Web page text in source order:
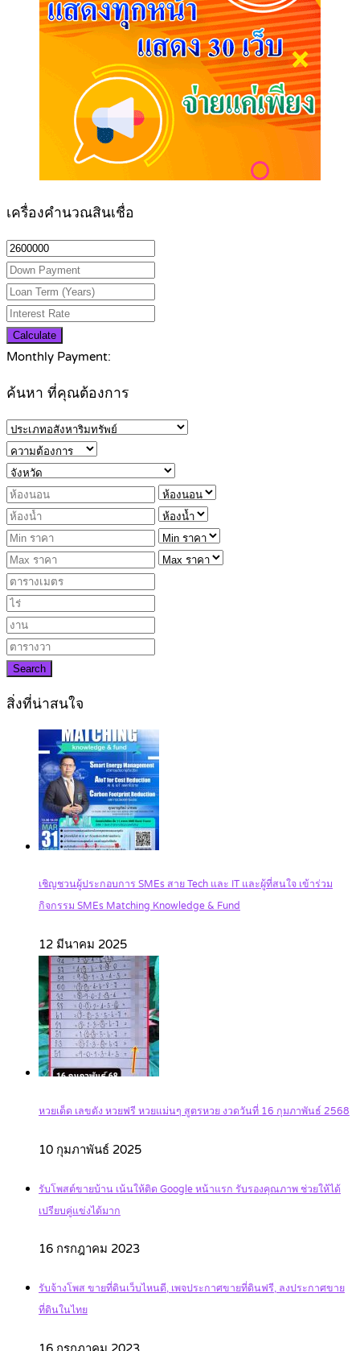
เครื่องคำนวณสินเชื่อ
Calculate
Monthly Payment:
ค้นหา ที่คุณต้องการ
Search
สิ่งที่น่าสนใจ
เชิญชวนผู้ประกอบการ SMEs สาย Tech และ IT และผู้ที่สนใจ เข้าร่วม
กิจกรรม SMEs Matching Knowledge & Fund
12 มีนาคม 2025
หวยเด็ด เลขดัง หวยฟรี หวยแม่นๆ สูตรหวย งวดวันที่ 16 กุมภาพันธ์ 2568
10 กุมภาพันธ์ 2025
รับโพสต์ขายบ้าน เน้นให้ติด Google หน้าแรก รับรองคุณภาพ ช่วยให้ได้
เปรียบคู่แข่งได้มาก
16 กรกฎาคม 2023
รับจ้างโพส ขายที่ดินเว็บไหนดี, เพจประกาศขายที่ดินฟรี, ลงประกาศขาย
ที่ดินในไทย